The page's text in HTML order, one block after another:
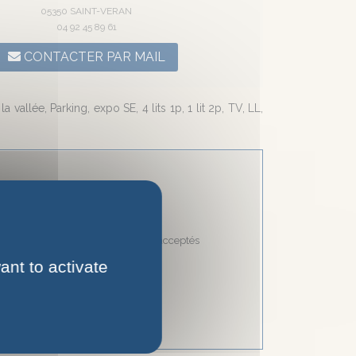
05350 SAINT-VERAN
04 92 45 89 61
CONTACTER PAR MAIL
Parking, expo SE, 4 lits 1p, 1 lit 2p, TV, LL,
Chèques vacances acceptés
to activate